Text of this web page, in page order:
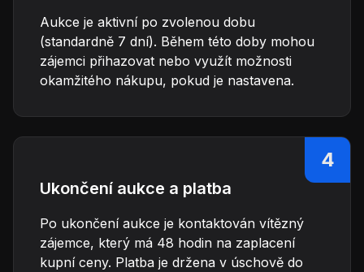
Aukce je aktivní po zvolenou dobu
(standardně 7 dní). Během této doby mohou
zájemci přihazovat nebo využít možnosti
okamžitého nákupu, pokud je nastavena.
4
Ukončení aukce a platba
Po ukončení aukce je kontaktován vítězný
zájemce, který má 48 hodin na zaplacení
kupní ceny. Platba je držena v úschově do